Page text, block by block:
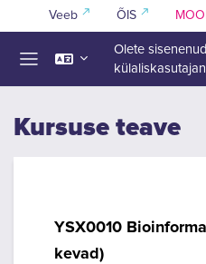
Jäta vahele peasisuni
Veeb ÕIS
Olete sisenenud
Kursuse teave
YSX0010
kevad)